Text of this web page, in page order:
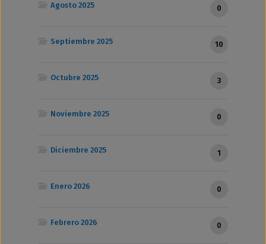
Agosto 2025 0
Septiembre 2025 10
Octubre 2025 3
Noviembre 2025 0
Diciembre 2025 1
Enero 2026 0
Febrero 2026 0